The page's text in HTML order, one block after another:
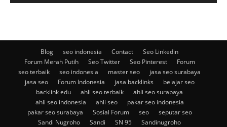
Blog seo indonesia Contact
Seo Linkedin
Forum Merah Putih
Seo Twitter Seo Pinterest
Forum
seo terbaik
seo indonesia master seo
jasa seo surabaya
jasa seo
Forum Indonesia jasa backlinks
belajar seo
backlink edu
ahli seo terbaik
ahli seo surabaya
ahli seo indonesia
ahli seo
pakar seo indonesia
pakar seo surabaya
Sosial Forum seo
seputar seo
Sandi Nugroho
Sandi SN 95
Sandinugroho